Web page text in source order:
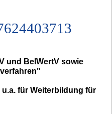
und BelWertV sowie
für Weiterbildung für